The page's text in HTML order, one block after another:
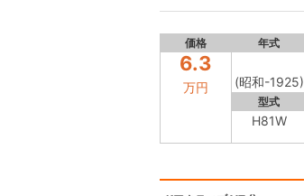
価格 年式
6.3
万円 (昭和-1925)
型式
H81W